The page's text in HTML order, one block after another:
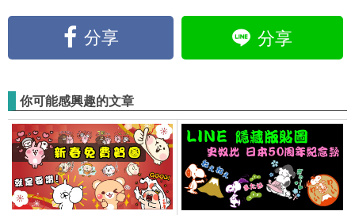
分享 分享
你可能感興趣的文章